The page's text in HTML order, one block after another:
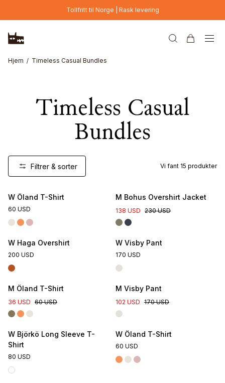
Hopp til hovedinnholdTollfritt til Norge | Rask levering
Hjem Timeless Casual Bundles
Timeless Casual
Bundles
Filtrer & sorter Vi fant 15 produkter
W Öland T-Shirt
60 USD
M Bohus Overshirt Jacket
138 USD 230 USD
W Haga Overshirt
200 USD
W Visby Pant
170 USD
M Öland T-Shirt
36 USD 60 USD
M Visby Pant
102 USD 170 USD
W Björkö Long Sleeve T-
Shirt
80 USD
W Öland T-Shirt
60 USD